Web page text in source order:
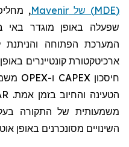
(
MDE) שלMavenir
,
שפעלה באופן מוגדר באי
המערכת הפתוחה
ארכיטקטורת קונטיינרים
חיסכוןCAPEX ו-OPEX
הטעינה והחיוב בזמן אמת.
משמעותית של התקורה
השינויים מסונכרנים באופן